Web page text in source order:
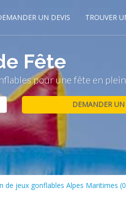
UN DEVIS TROUVER
Fête
pour une fête en
de jeux gonflables Alpes Maritimes